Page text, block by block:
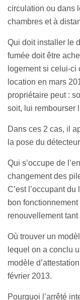
circulation ou dans
chambres et à
Qui doit installer le
fumée doit être
logement si celui-ci
location en mars
propriétaire peut :
soit, lui rembourser
Dans ces 2 cas, il
la pose du
Qui s’occupe de
changement des
C’est l’occupant
bon
renouvellement
Où trouver un
lequel on a conclu
modèle
février 2013.
Pourquoi l’arrêté